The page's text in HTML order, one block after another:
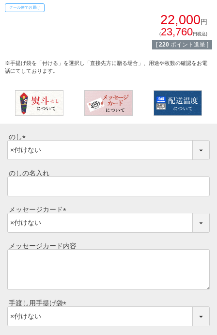
ゴルフコンペ
よくある質問
食べ方レシピ
焼き方レシピ
牛肉部位一覧
レトルトカレー
プレミアムギフト
クール便でお届け
22,000円
(23,760円税込)
[ 220 ポイント進呈 ]
※手提げ袋を「付ける」を選択し「直接先方に贈る場合」、用途や枚数の確認をお電
話にてしております。
のし
(
必
須
のしの名入れ
メッセージカード
必
須
メッセージカード内容
手渡し用手提げ袋
必